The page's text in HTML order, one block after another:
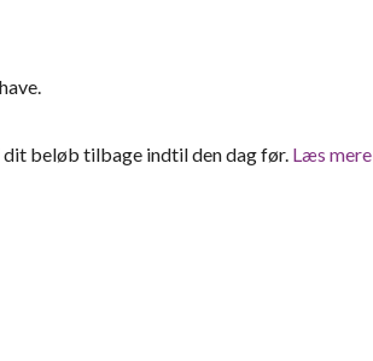
beløb tilbage indtil den dag før. Læs mere